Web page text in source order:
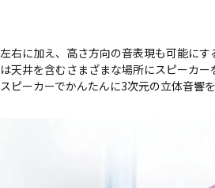
左右に加え、高さ方向の音表現も可能に
は天井を含むさまざまな場所にスピーカ
スピーカーでかんたんに3次元の立体音響